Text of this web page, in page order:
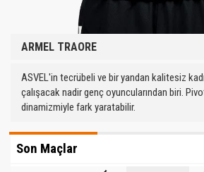
ARMEL TRAORE
ASVEL'in tecrübeli ve bir yandan kalitesiz
çalışacak nadir genç oyuncularından biri.
dinamizmiyle fark yaratabilir.
Son Maçlar